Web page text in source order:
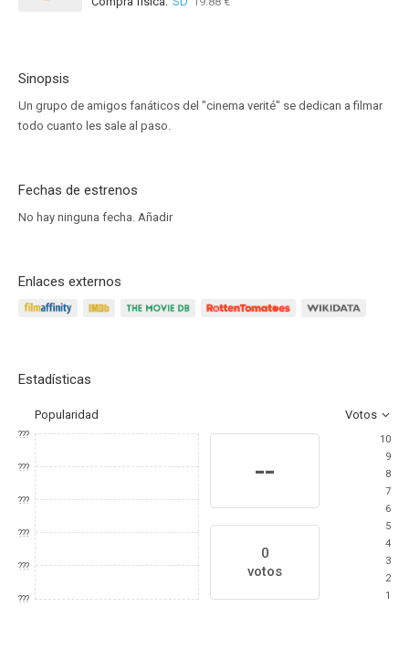
Sinopsis
Un grupo de amigos fanáticos del "cinema verité" se dedican a filmar
todo cuanto les sale al paso.
Fechas de estrenos
No hay ninguna fecha. Añadir
Enlaces externos
Estadísticas
Popularidad Votos
???
???
???
???
???
???
--
0
votos
10
9
8
7
6
5
4
3
2
1